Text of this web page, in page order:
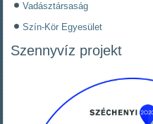
Vadásztársaság
Szín-Kör Egyesület
Szennyvíz projekt